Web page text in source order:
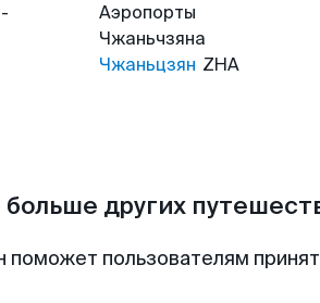
Аэропорты
Чжаньчзяна
Чжаньцзян ZHA
других
пользователям